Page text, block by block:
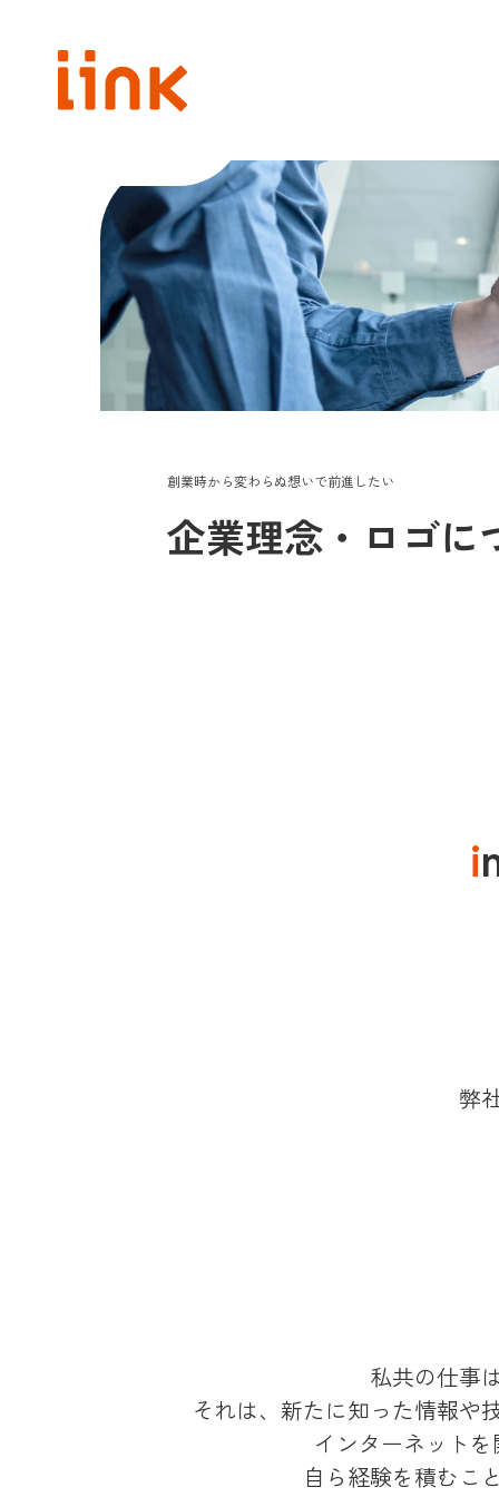
創業時から変わらぬ想いで前進したい
企業理念・ロゴに
i
弊
私共の仕事
それは、新たに知った情報や
インターネット
自ら経験を積むこ